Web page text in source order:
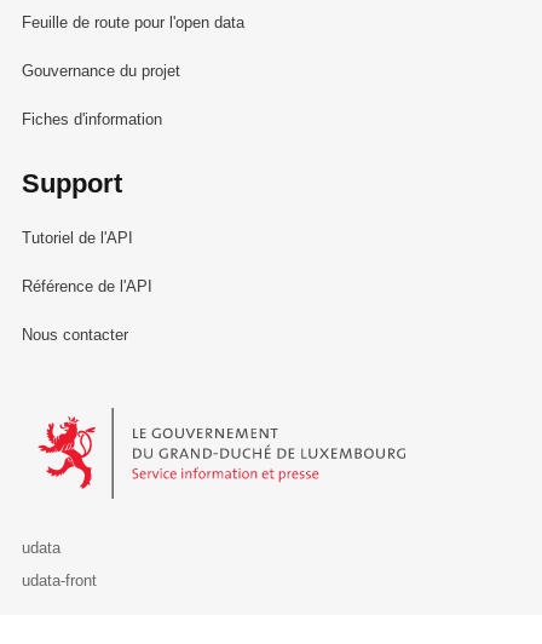
Feuille de route pour l'open data
Gouvernance du projet
Fiches d'information
Support
Tutoriel de l'API
Référence de l'API
Nous contacter
Le Gouvernement du Grand-Duché de Luxembourg - Service
udata
udata-front